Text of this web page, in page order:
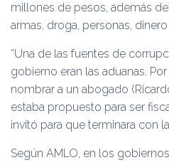
millones de pesos, además
armas, droga, personas,
“Una de las fuentes de
gobierno eran las aduanas.
nombrar a un abogado
estaba propuesto para ser
invitó para que terminara con
Según AMLO, en los